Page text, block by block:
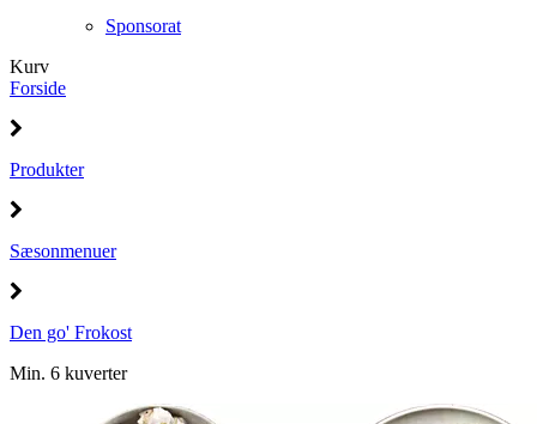
Sponsorat
Kurv
Forside
Produkter
Sæsonmenuer
Den go' Frokost
Min. 6 kuverter